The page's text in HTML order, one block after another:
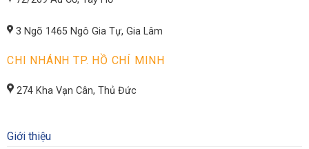
3 Ngõ 1465 Ngô Gia Tự, Gia Lâm
CHI NHÁNH TP. HỒ CHÍ MINH
274 Kha Vạn Cân, Thủ Đức
Giới thiệu